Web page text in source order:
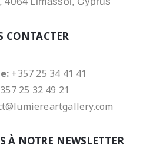
CONTACTER
+357 25 34 41 41
25 32 49 21
À NOTRE NEWSLETTER